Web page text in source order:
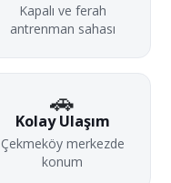
Kapalı ve ferah
antrenman sahası
🚗
Kolay Ulaşım
Çekmeköy merkezde
konum